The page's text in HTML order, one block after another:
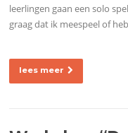
leerlingen gaan een solo
graag dat ik meespeel of
lees meer